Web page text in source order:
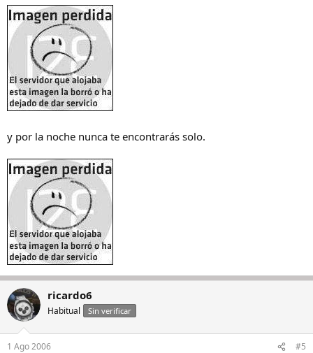
y por la noche nunca te encontrarás solo.
ricardo6
Habitual Sin verificar
1 Ago 2006 #5